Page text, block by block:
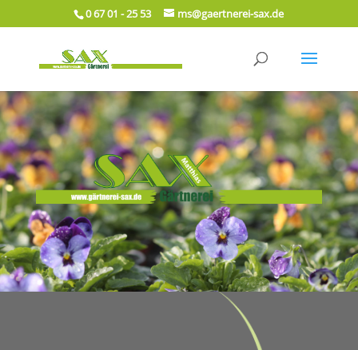
0 67 01 - 25 53 ms@gaertnerei-sax.de